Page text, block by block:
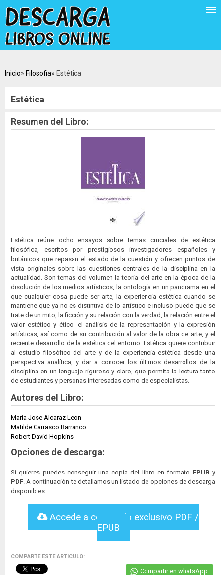
Inicio Filosofia Estética
Estética
Resumen del Libro:
Estética reúne ocho ensayos sobre temas cruciales de estética
filosófica, escritos por prestigiosos investigadores españoles y
británicos que repasan el estado de la cuestión y ofrecen puntos de
vista originales sobre las cuestiones centrales de la disciplina en la
actualidad. Son temas del volumen la teoría del arte en la época de la
disolución de los medios artísticos, la ontología en un panorama en el
que cualquier cosa puede ser arte, la experiencia estética cuando se
mantiene que ya no es distintiva de lo artístico e incluso puede que se
trate de un mito, la ficción y su relación con la verdad, la relación entre el
valor estético y ético, el análisis de la representación y la expresión
artísticas, así como de su contribución al valor de la obra de arte, y el
reciente desarrollo de la estética del entorno. Estética quiere contribuir
al estudio filosófico del arte y de la experiencia estética desde una
perspectiva analítica, y dar a conocer los últimos desarrollos de la
disciplina en un lenguaje riguroso y claro, que permita la lectura tanto
de estudiantes y personas interesadas como de especialistas.
Autores del Libro:
Maria Jose Alcaraz Leon
Matilde Carrasco Barranco
Robert David Hopkins
Opciones de descarga:
Si quieres puedes conseguir una copia del libro en formato EPUB y
PDF . A continuación te detallamos un listado de opciones de descarga
disponibles:
Accede a contenido exclusivo PDF /
EPUB
COMPARTE ESTE ARTICULO:
Compartir en whatsApp